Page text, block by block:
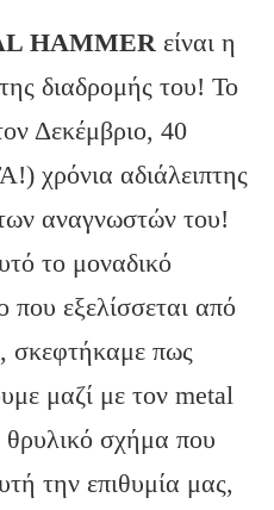
HAMMER είναι η
διαδρομής του! Το
Δεκέμβριο, 40
χρόνια αδιάλειπτης
αναγνωστών του!
το μοναδικό
που εξελίσσεται από
σκεφτήκαμε πως
μαζί με τον metal
σχήμα που
την επιθυμία μας,